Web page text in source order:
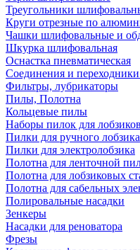
Треугольники
Круги отрезные по
Чашки шлифовальные и
Шкурка шлифовальная
Оснастка пневматическая
Соединения и
Фильтры, лубрикаторы
Пилы, Полотна
Кольцевые пилы
Наборы пилок для лобзиков
Пилки для ручного лобзика
Пилки для электролобзика
Полотна для ленточной
Полотна для лобзиковых
Полотна для сабельных
Полировальные насадки
Зенкеры
Насадки для реноватора
Фрезы